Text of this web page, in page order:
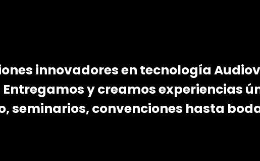
innovadores en tecnología
y creamos experiencias
seminarios, convenciones hasta